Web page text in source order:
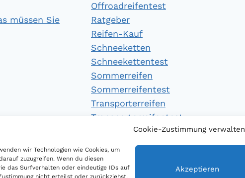
Cookie-Zustimmung verwalten
wir Technologien wie Cookies, um
zuzugreifen. Wenn du diesen
das Surfverhalten oder eindeutige IDs auf
nicht erteilst oder zurückziehst,
Akzeptieren
müssen Sie
Offroadreifentest
Ratgeber
Reifen-Kauf
Schneeketten
Schneekettentest
Sommerreifen
Sommerreifentest
Transporterreifen
Transporterreifentest
Winterreifen
Winterreifentest